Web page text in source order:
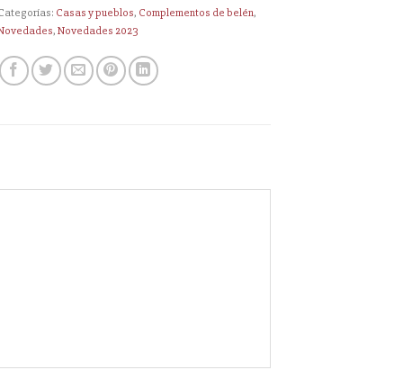
Casas y pueblos, Complementos de belén,
,Novedades 2023